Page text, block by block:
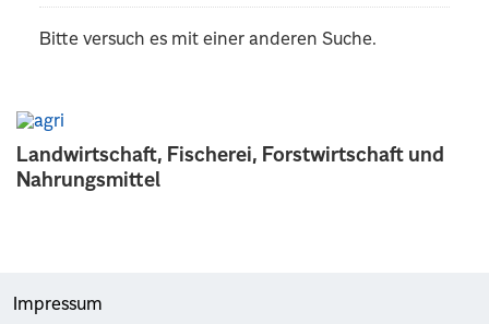
Landwirtschaft, Fischerei, Forstwirtschaft und
Nahrungsmittel
Bitte versuch es mit einer anderen Suche.
Impressum